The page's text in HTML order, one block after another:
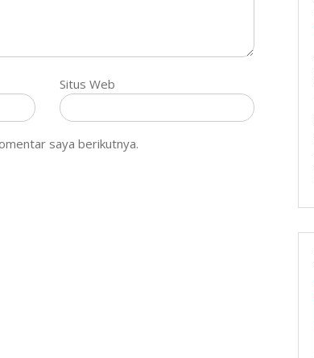
Situs Web
saya berikutnya.